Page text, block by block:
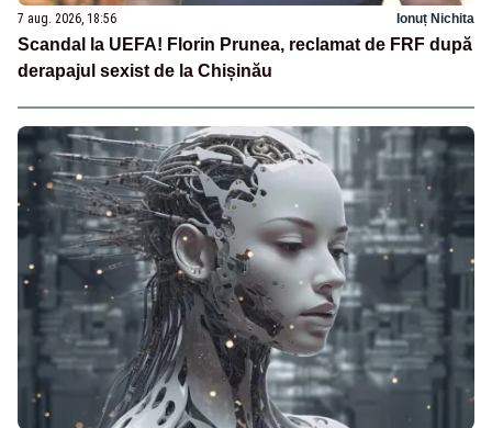
7 aug. 2026, 18:56 Ionuț Nichita
Scandal la UEFA! Florin Prunea, reclamat de FRF după
derapajul sexist de la Chișinău